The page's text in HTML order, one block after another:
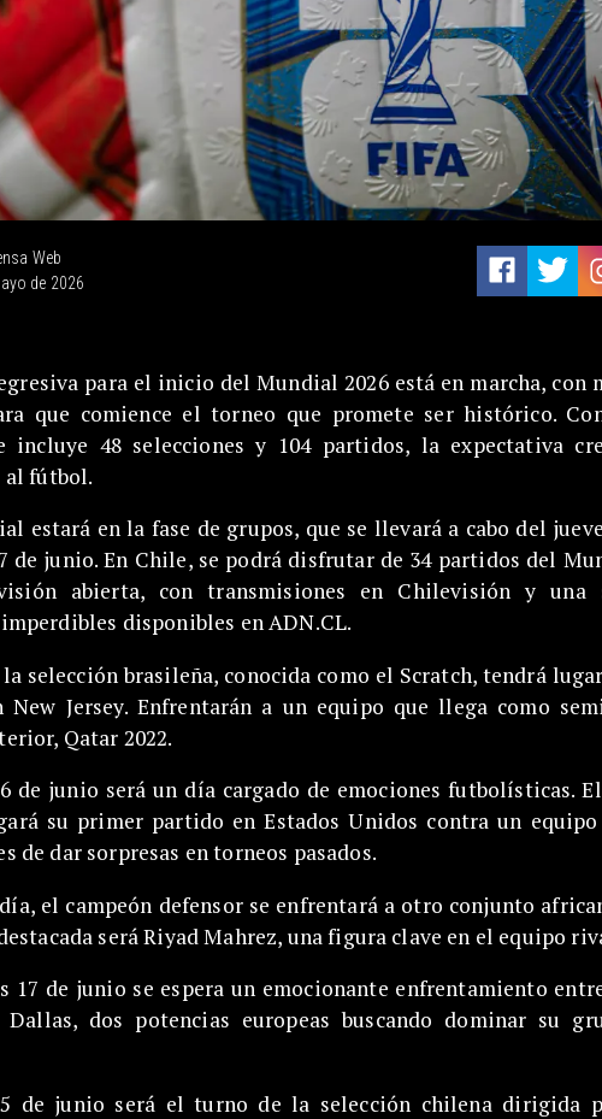
Web
de 2026
para el inicio del Mundial 2026 está en marcha, con
que comience el torneo que promete ser histórico.
incluye 48 selecciones y 104 partidos, la expectativa
al fútbol.
estará en la fase de grupos, que se llevará a cabo del
de junio. En Chile, se podrá disfrutar de 34 partidos del
abierta, con transmisiones en Chilevisión y una
disponibles en ADN.CL.
selección brasileña, conocida como el Scratch, tendrá
New Jersey. Enfrentarán a un equipo que llega como
Qatar 2022.
de junio será un día cargado de emociones futbolísticas.
su primer partido en Estados Unidos contra un
de dar sorpresas en torneos pasados.
el campeón defensor se enfrentará a otro conjunto
será Riyad Mahrez, una figura clave en el equipo
17 de junio se espera un emocionante enfrentamiento
Dallas, dos potencias europeas buscando dominar su
de junio será el turno de la selección chilena dirigida